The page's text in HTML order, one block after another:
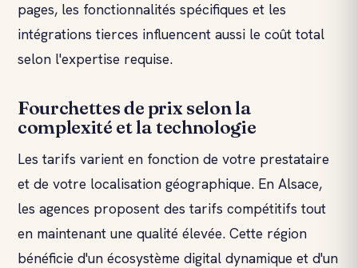
pages, les fonctionnalités spécifiques et les
intégrations tierces influencent aussi le coût total
selon l'expertise requise.
Fourchettes de prix selon la
complexité et la technologie
Les tarifs varient en fonction de votre prestataire
et de votre localisation géographique. En Alsace,
les agences proposent des tarifs compétitifs tout
en maintenant une qualité élevée. Cette région
bénéficie d'un écosystème digital dynamique et d'un